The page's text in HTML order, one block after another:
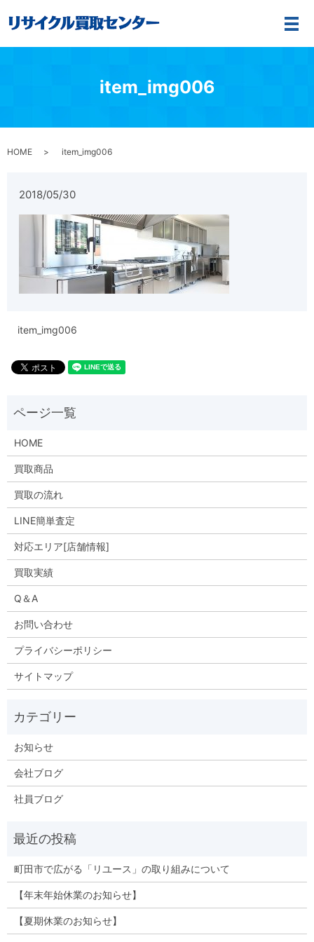
メ
item_img006
HOME item_img006
2018/05/30
item_img006
HOME
買取商品
買取の流れ
LINE簡単査定
対応エリア[店舗情報]
買取実績
Q＆A
お問い合わせ
プライバシーポリシー
サイトマップ
お知らせ
会社ブログ
社員ブログ
町田市で広がる「リユース」の取り組みについて
【年末年始休業のお知らせ】
【夏期休業のお知らせ】